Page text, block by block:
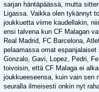
sarjan häntäpäässä, mutta
Ligassa. Vaikka olen tykännyt
joukkuetta viime kaudellakin,
ensi talvena kun CF Malagan
Real Madrid, FC Barcelona,
pelaamassa omat
Gonzalo, Gavi, Lopez, Pedri,
toivoisin, että CF Malaga ei
joukkueeseensa, kuin vain sen
seuralla ilmeisesti onkin nyt